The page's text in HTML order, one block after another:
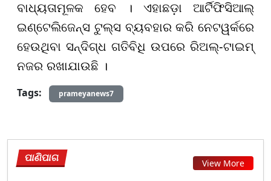
ବାଧ୍ୟତାମୂଳକ ହେବ । ଏହାଛଡ଼ା ଆର୍ଟିଫିସିଆଲ୍
ଇଣ୍ଟେଲିଜେନ୍ସ ଟୁଲ୍ସ ବ୍ୟବହାର କରି ନେଟୱର୍କରେ
ହେଉଥିବା ସନ୍ଦିଗ୍ଧ ଗତିବିଧି ଉପରେ ରିଅଲ୍-ଟାଇମ୍
ନଜର ରଖାଯାଉଛି ।
Tags:
prameyanews7
ପାଣିପାଗ View More